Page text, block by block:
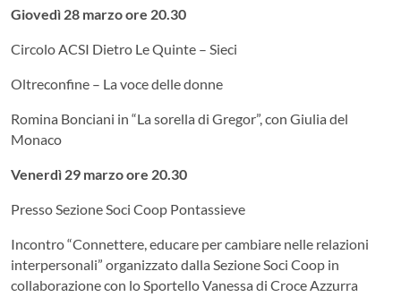
Giovedì 28 marzo ore 20.30
Circolo ACSI Dietro Le Quinte – Sieci
Oltreconfine – La voce delle donne
Romina Bonciani in “La sorella di Gregor”, con Giulia del
Monaco
Venerdì 29 marzo ore 20.30
Presso Sezione Soci Coop Pontassieve
Incontro “Connettere, educare per cambiare nelle relazioni
interpersonali” organizzato dalla Sezione Soci Coop in
collaborazione con lo Sportello Vanessa di Croce Azzurra